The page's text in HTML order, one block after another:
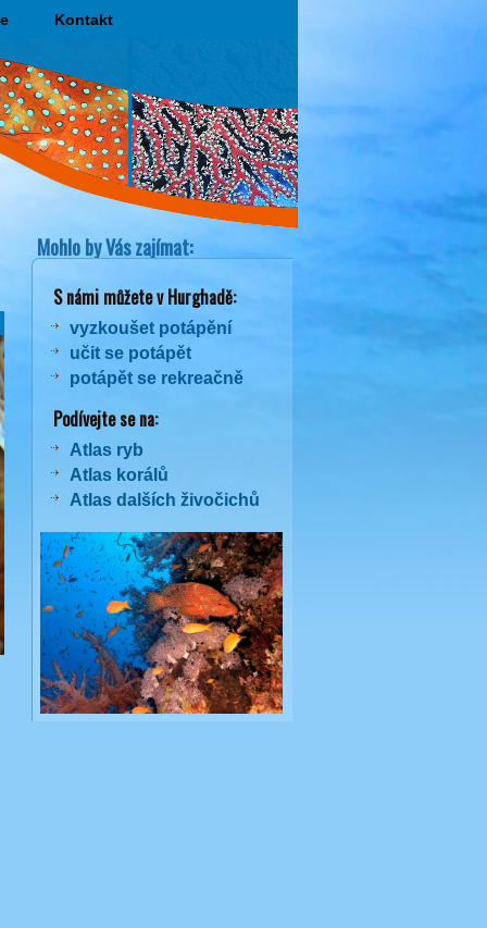
Kontakt
Mohlo by Vás zajímat:
S námi můžete v Hurghadě:
vyzkoušet potápění
učit se potápět
potápět se rekreačně
Podívejte se na:
Atlas ryb
Atlas korálů
Atlas dalších živočichů